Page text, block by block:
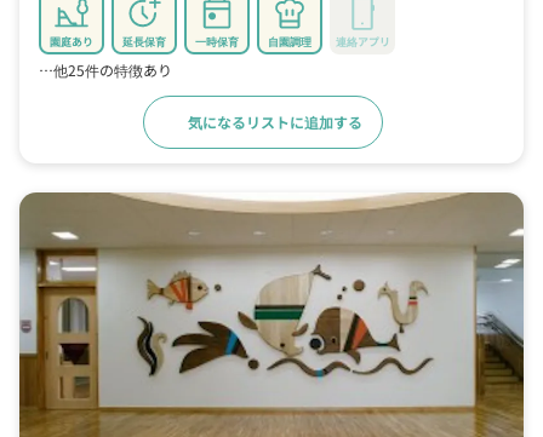
園庭あり 延長保育 一時保育 自園調理 連絡アプリ
…他25件の特徴あり
気になるリストに追加する